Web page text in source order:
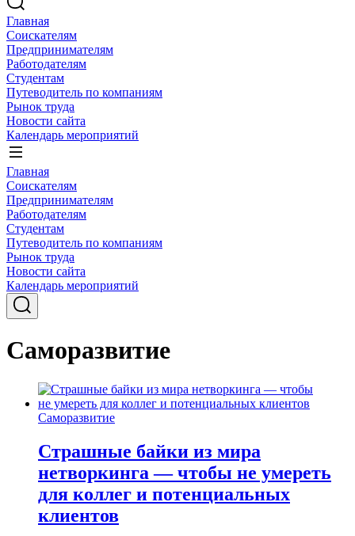
Главная
Соискателям
Предпринимателям
Работодателям
Студентам
Путеводитель по компаниям
Рынок труда
Новости сайта
Календарь мероприятий
Главная
Соискателям
Предпринимателям
Работодателям
Студентам
Путеводитель по компаниям
Рынок труда
Новости сайта
Календарь мероприятий
Саморазвитие
Саморазвитие
Страшные байки из мира
нетворкинга — чтобы не умереть
для коллег и потенциальных
клиентов